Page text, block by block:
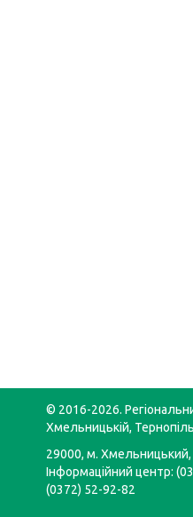
© 2016-2026.
Хмельницькій,
29000, м.
Інформаційний центр:
(0372) 52-92-82